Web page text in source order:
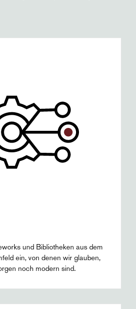
und Bibliotheken aus dem
ein, von denen wir glauben,
noch modern sind.